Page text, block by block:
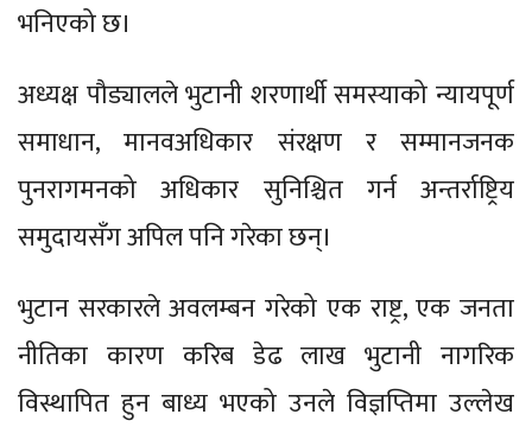
भनिएको छ।
अध्यक्ष पौड्यालले भुटानी शरणार्थी समस्याको न्यायपूर्ण
समाधान, मानवअधिकार संरक्षण र सम्मानजनक
पुनरागमनको अधिकार सुनिश्चित गर्न अन्तर्राष्ट्रिय
समुदायसँग अपिल पनि गरेका छन्।
भुटान सरकारले अवलम्बन गरेको एक राष्ट्र, एक जनता
नीतिका कारण करिब डेढ लाख भुटानी नागरिक
विस्थापित हुन बाध्य भएको उनले विज्ञप्तिमा उल्लेख